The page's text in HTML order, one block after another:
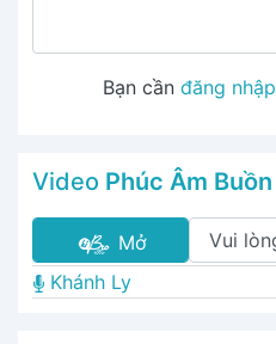
Bạn cần đăng nhập
Video Phúc Âm Buồn
Mở
Khánh Ly